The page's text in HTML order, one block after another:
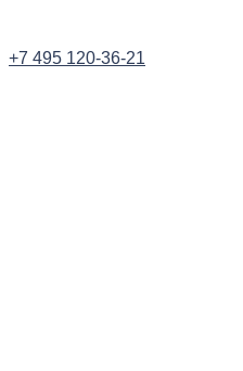
+7 495 120-36-21